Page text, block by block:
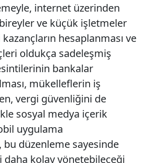
internet üzerinden
ve küçük işletmeler
hesaplanması ve
oldukça sadeleşmiş
bankalar
mükelleflerin iş
vergi güvenliğini de
sosyal medya içerik
uygulama
düzenleme sayesinde
kolay yönetebileceği